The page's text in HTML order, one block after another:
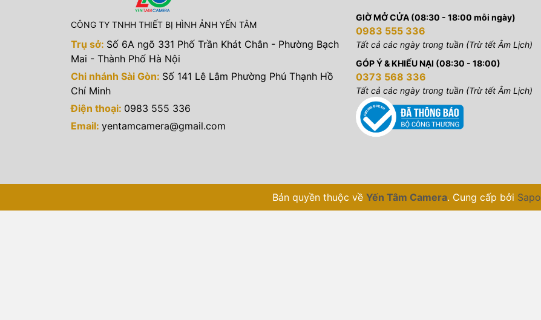
CÔNG TY TNHH THIẾT BỊ HÌNH ẢNH YẾN TÂM
Trụ sở: Số 6A ngõ 331 Phố Trần Khát Chân - Phường Bạch
Mai - Thành Phố Hà Nội
Chi nhánh Sài Gòn: Số 141 Lê Lâm Phường Phú Thạnh Hồ
Chí Minh
Điện thoại: 0983 555 336
Email: yentamcamera@gmail.com
GIỜ MỞ CỬA (08:30 - 18:00 mỗi ngày)
0983 555 336
Tất cả các ngày trong tuần (Trừ tết Âm Lịch)
GÓP Ý & KHIẾU NẠI (08:30 - 18:00)
0373 568 336
Tất cả các ngày trong tuần (Trừ tết Âm Lịch)
Bản quyền thuộc về Yến Tâm Camera. Cung cấp bởi Sapo